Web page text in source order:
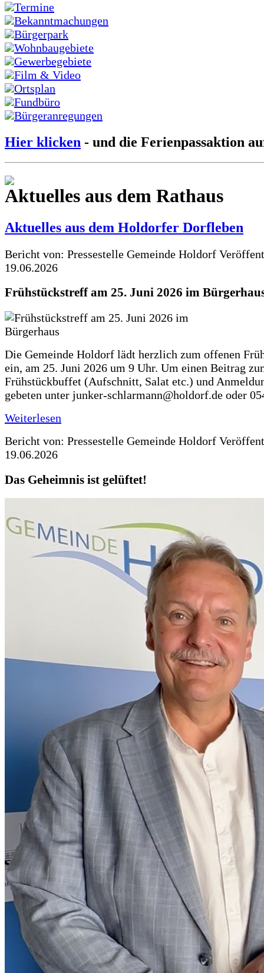
Termine
Bekanntmachungen
Bürgerpark
Wohnbaugebiete
Gewerbegebiete
Film & Video
Ortsplan
Fundbüro
Bürgeranregungen
Hier klicken - und die Ferienpassaktion
Aktuelles aus dem Rathaus
Aktuelles aus dem Holdorfer Dorfleben
Bericht von: Pressestelle Gemeinde Holdorf
19.06.2026
Frühstückstreff am 25. Juni 2026 im
Die Gemeinde Holdorf lädt herzlich zum offenen
ein, am 25. Juni 2026 um 9 Uhr. Um einen Beitrag
Frühstückbuffet (Aufschnitt, Salat etc.) und
gebeten unter junker-schlarmann@holdorf.de oder
Weiterlesen
Bericht von: Pressestelle Gemeinde Holdorf
19.06.2026
Das Geheimnis ist gelüftet!